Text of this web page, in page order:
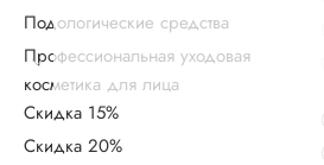
Подологические средства
Профессиональная уходовая
косметика для лица
Скидка 15%
Скидка 20%